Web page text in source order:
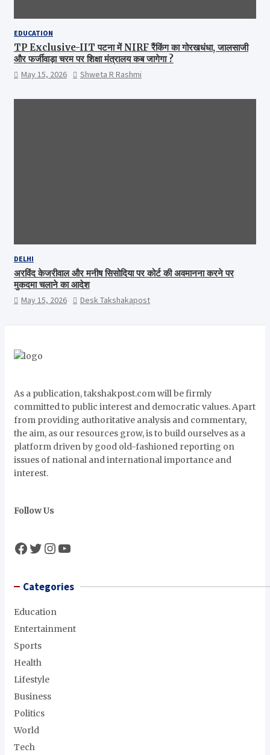
EDUCATION
TP Exclusive-IIT पटना में NIRF रैंकिंग का गोरखधंधा, जालसाजी
और फर्जीवाड़ा चरम पर शिक्षा मंत्रालय कब जागेगा ?
May 15, 2026 Shweta R Rashmi
DELHI
अरविंद केजरीवाल और मनीष सिसोदिया पर कोर्ट की अवमानना करने पर
मुकदमा चलाने का आदेश
May 15, 2026 Desk Takshakapost
As a publication, takshakpost.com will be firmly
committed to public interest and democratic values. Apart
from providing authoritative analysis and commentary,
the aim, as our resources grow, is to build ourselves as a
platform driven by good old-fashioned reporting on
issues of national and international importance and
interest.
Follow Us
Facebook
Twitter
Instagram
YouTube
Categories
Education
Entertainment
Sports
Health
Lifestyle
Business
Politics
World
Tech